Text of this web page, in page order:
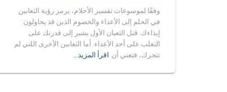
وفقًا لموسوعات تفسير الأحلام، يرمز رؤية الثعابين
في الحلم إلى الأعداء والخصوم الذين قد يحاولون
إيذاءك. قتل الثعبان الأول يشير إلى قدرتك على
التغلب على أحد الأعداء. أما الثعابين الأخرى اللتي لم
تتحرك، فتعني أن اقرأ المزيد…